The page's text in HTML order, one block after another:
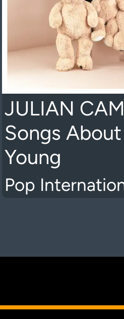
JULIAN
Songs
Young
Pop